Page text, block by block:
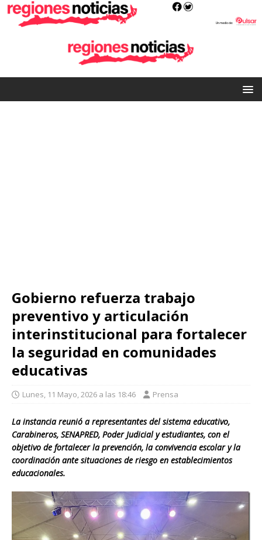
Gobierno refuerza trabajo
preventivo y articulación
interinstitucional para fortalecer
la seguridad en comunidades
educativas
Lunes, 11 Mayo, 2026 a las 18:46 Prensa
La instancia reunió a representantes del sistema educativo,
Carabineros, SENAPRED, Poder Judicial y estudiantes, con el
objetivo de fortalecer la prevención, la convivencia escolar y la
coordinación ante situaciones de riesgo en establecimientos
educacionales.